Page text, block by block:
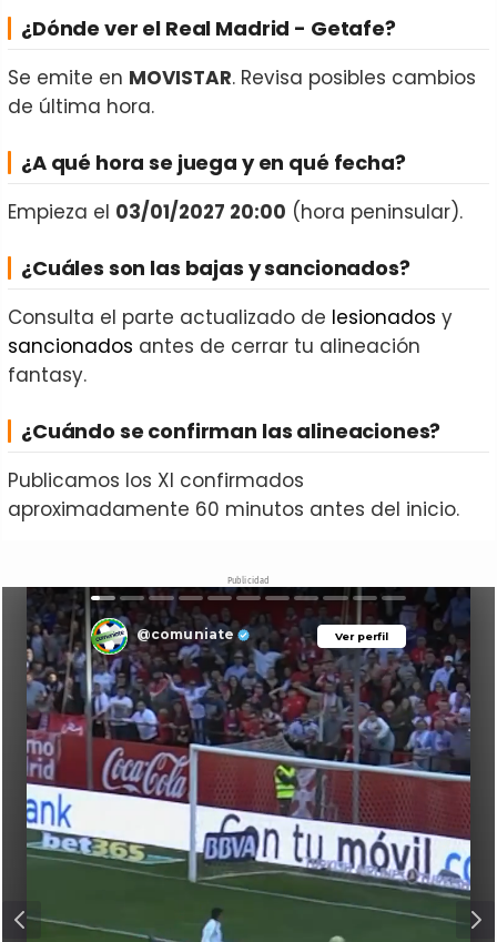
¿Dónde ver el Real Madrid - Getafe?
Se emite en MOVISTAR. Revisa posibles cambios
de última hora.
¿A qué hora se juega y en qué fecha?
Empieza el 03/01/2027 20:00 (hora peninsular).
¿Cuáles son las bajas y sancionados?
Consulta el parte actualizado de lesionados y
sancionados antes de cerrar tu alineación
fantasy.
¿Cuándo se confirman las alineaciones?
Publicamos los XI confirmados
aproximadamente 60 minutos antes del inicio.
Publicidad
Ver perfil
@comuniate Ver perfil